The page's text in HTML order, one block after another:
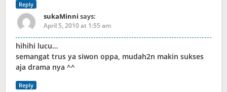
Reply
sukaMinni says:
April 5, 2010 at 1:55 am
hihihi lucu…
semangat trus ya siwon oppa, mudah2n makin sukses
aja drama nya ^^
Reply